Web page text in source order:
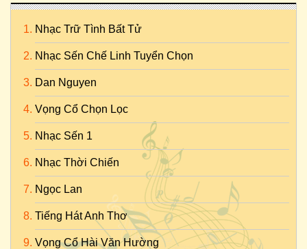
Nhạc Trữ Tình Bất Tử
Nhạc Sến Chế Linh Tuyển Chọn
Dan Nguyen
Vọng Cổ Chọn Lọc
Nhạc Sến 1
Nhạc Thời Chiến
Ngọc Lan
Tiếng Hát Anh Thơ
Vọng Cổ Hài Văn Hường